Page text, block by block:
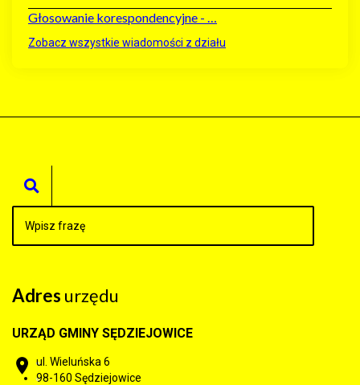
Głosowanie korespondencyjne - …
Zobacz wszystkie wiadomości z działu
Adres urzędu
URZĄD GMINY SĘDZIEJOWICE
ul. Wieluńska 6
98-160 Sędziejowice